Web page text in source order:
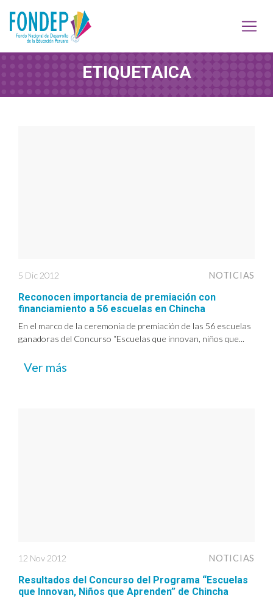
ETIQUETAICA
5 Dic 2012 NOTICIAS
Reconocen importancia de premiación con
financiamiento a 56 escuelas en Chincha
En el marco de la ceremonia de premiación de las 56 escuelas
ganadoras del Concurso “Escuelas que innovan, niños que...
Ver más
12 Nov 2012 NOTICIAS
Resultados del Concurso del Programa “Escuelas
que Innovan, Niños que Aprenden” de Chincha